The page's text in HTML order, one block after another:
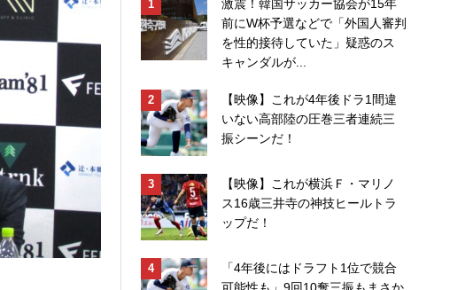
激震！韓国サッカー協会が15年
前にW杯予選などで「外国人審判
を性的接待していた」疑惑のス
キャンダルが...
【映像】これが4年後ドラ1間違
いない高部陸の圧巻三者連続三
振シーンだ！
【映像】これが横浜Ｆ・マリノ
ス16歳三井寺の神技ヒールトラ
ップだ！
「4年後にはドラフト1位で競合